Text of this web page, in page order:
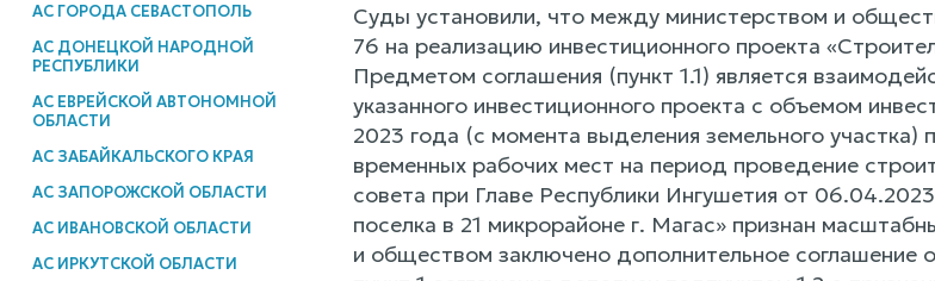
АС ГОРОДА СЕВАСТОПОЛЬ
АС ДОНЕЦКОЙ НАРОДНОЙ
РЕСПУБЛИКИ
АС ЕВРЕЙСКОЙ АВТОНОМНОЙ
ОБЛАСТИ
АС ЗАБАЙКАЛЬСКОГО КРАЯ
АС ЗАПОРОЖСКОЙ ОБЛАСТИ
АС ИВАНОВСКОЙ ОБЛАСТИ
АС ИРКУТСКОЙ ОБЛАСТИ
Суды установили, что между министерством и
76 на реализацию инвестиционного проекта
Предметом соглашения (пункт 1.1) является
указанного инвестиционного проекта с объемом
2023 года (с момента выделения земельного
временных рабочих мест на период проведение
совета при Главе Республики Ингушетия от
поселка в 21 микрорайоне г. Магас» признан
и обществом заключено дополнительное